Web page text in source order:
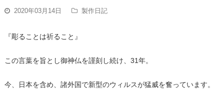
2020年03月14日 製作日記
『彫ることは祈ること』
この言葉を旨とし御神仏を謹刻し続け、31年。
今、日本を含め、諸外国で新型のウィルスが猛威を奮っています。